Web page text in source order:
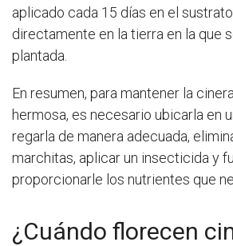
aplicado cada 15 días en el
directamente en la tierra en la que
plantada.
En resumen, para mantener la
hermosa, es necesario ubicarla en
regarla de manera adecuada,
marchitas, aplicar un insecticida y
proporcionarle los nutrientes que
¿Cuándo florecen